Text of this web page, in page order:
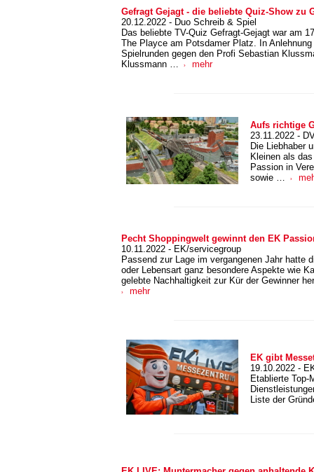
Gefragt Gejagt - die beliebte Quiz-Show zu
20.12.2022 - Duo Schreib & Spiel
Das beliebte TV-Quiz Gefragt-Gejagt war am
The Playce am Potsdamer Platz. In
Spielrunden gegen den Profi Sebastian
Klussmann …
mehr
Aufs richtige
23.11.2022 -
Die Liebhaber
Kleinen als
Passion in
sowie …
Pecht Shoppingwelt gewinnt den EK
10.11.2022 - EK/servicegroup
Passend zur Lage im vergangenen Jahr hatte
oder Lebensart ganz besondere Aspekte wie
gelebte Nachhaltigkeit zur Kür der Gewinner
mehr
EK gibt
19.10.2022 -
Etablierte
Liste der